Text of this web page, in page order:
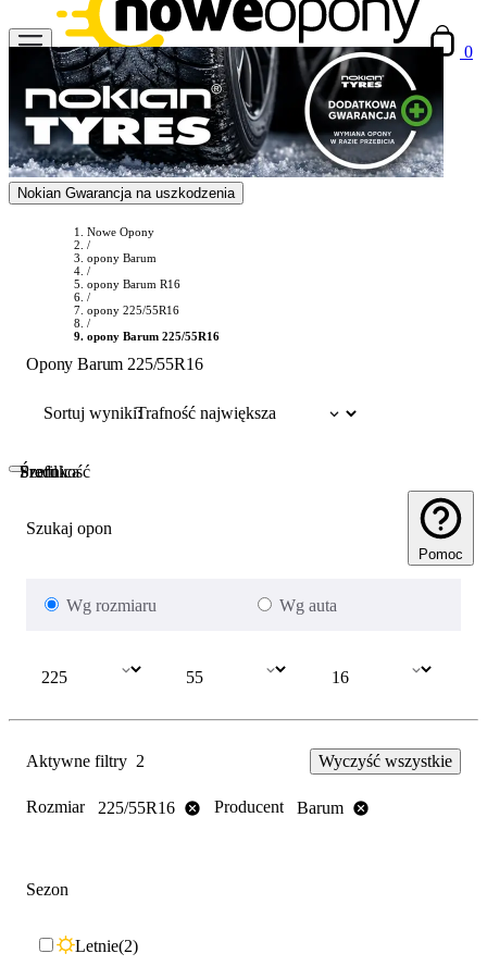
0
Nokian Gwarancja na uszkodzenia
Nowe Opony
/
opony Barum
/
opony Barum R16
/
opony 225/55R16
/
opony Barum 225/55R16
Opony Barum 225/55R16
Sortuj wyniki:
Szukaj opon
Pomoc
Wg rozmiaru Wg auta
Szerokość
Profil
Średnica
Aktywne filtry 2 Wyczyść wszystkie
Rozmiar 225/55R16 Producent Barum
Sezon
Letnie 2